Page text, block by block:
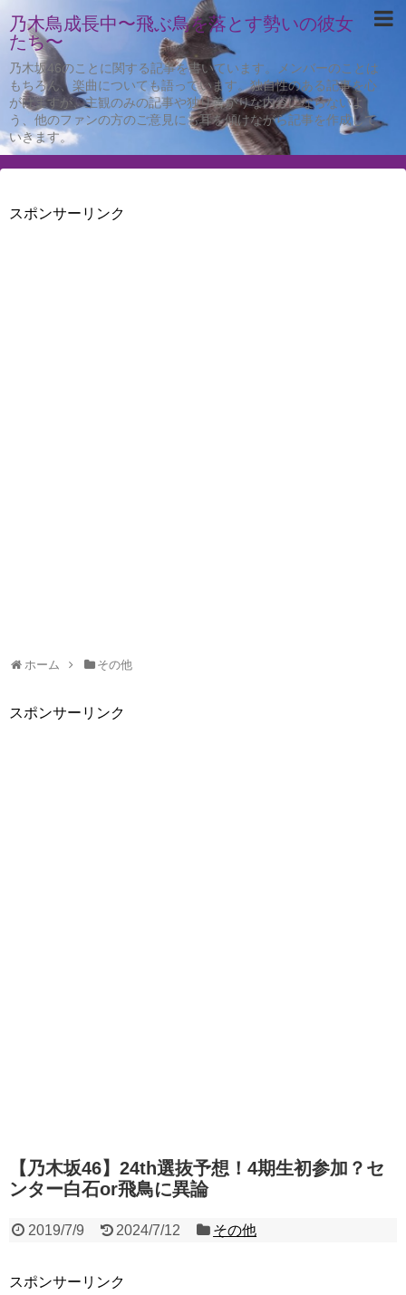
乃木鳥成長中〜飛ぶ鳥を落とす勢いの彼女
たち〜
乃木坂46のことに関する記事を書いています。メンバーのことは
もちろん、楽曲についても語っています。独自性のある記事を心
がけますが、主観のみの記事や独り善がりな内容にならないよ
う、他のファンの方のご意見にも耳を傾けながら記事を作成して
いきます。
スポンサーリンク
ホーム その他
スポンサーリンク
【乃木坂46】24th選抜予想！4期生初参加？セ
ンター白石or飛鳥に異論
2019/7/9 2024/7/12 その他
スポンサーリンク